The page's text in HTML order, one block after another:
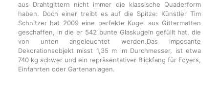
aus Drahtgittern nicht immer die klassische Quaderform
haben. Doch einer treibt es auf die Spitze: Künstler Tim
Schnitzer hat 2009 eine perfekte Kugel aus Gittermatten
geschaffen, in die er 542 bunte Glaskugeln gefüllt hat, die
von unten angeleuchtet werden.Das imposante
Dekorationsobjekt misst 1,35 m im Durchmesser, ist etwa
740 kg schwer und ein repräsentativer Blickfang für Foyers,
Einfahrten oder Gartenanlagen.